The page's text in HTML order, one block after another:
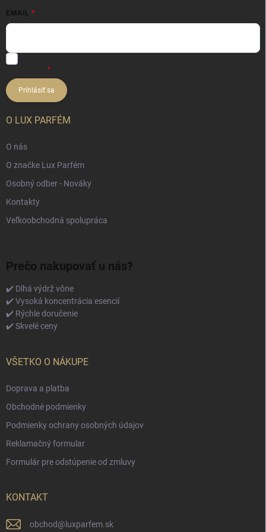
EMAIL
Prihlásiť sa
O LUX PARFÉM
O nás
O značke Lux Parfém
Osobný odber - Nováky
Kontakty
Veľkoobchodná spolupráca
Prečo nakupovať u nás?
✔️ Dlhá výdrž vône
✔️ Vysoká koncentrácia esencií
✔️ Rýchle doručenie
✔️ Skvelé ceny
VŠETKO O NÁKUPE
Doprava a platba
Obchodné podmienky
Podmienky ochrany osobných údajov
Reklamačný formular
Formulár pre odstúpenie od zmluvy
KONTAKT
obchod@ luxparfem.sk